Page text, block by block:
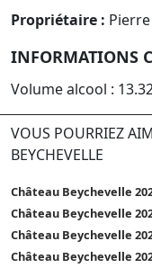
Propriétaire :
INFORMATIONS
Volume alcool :
VOUS POURRIEZ
BEYCHEVELLE
Château Beychevelle
Château Beychevelle
Château Beychevelle
Château Beychevelle